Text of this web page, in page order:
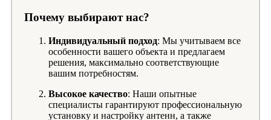
Почему выбирают нас?
Индивидуальный подход: Мы учитываем все
особенности вашего объекта и предлагаем
решения, максимально соответствующие
вашим потребностям.
Высокое качество: Наши опытные
специалисты гарантируют профессиональную
установку и настройку антенн, а также